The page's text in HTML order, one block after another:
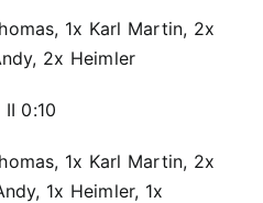
1x Karl Martin, 2x
2x Heimler
0:10
1x Karl Martin, 2x
1x Heimler, 1x